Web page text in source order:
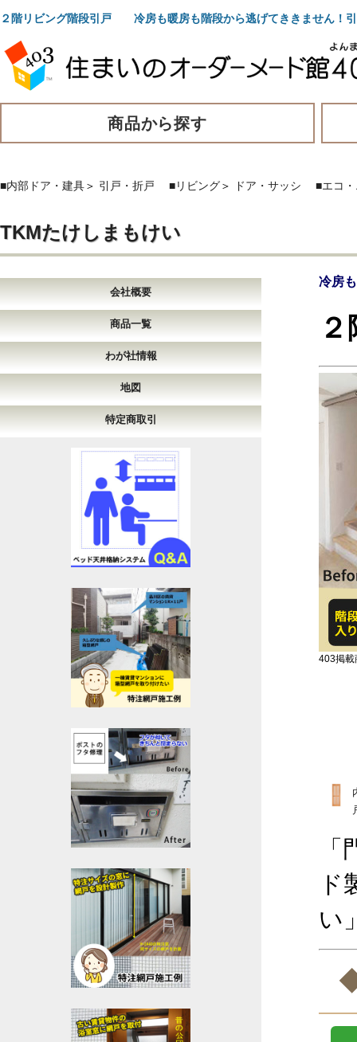
２階リビング階段引戸 冷房も暖房も階段から逃げてききません！
商品から探す
■内部ドア・建具＞ 引戸・折戸 ■リビング＞ ドア・サッシ ■エコ
TKMたけしまもけい
会社概要
商品一覧
わが社情報
地図
特定商取引
冷房
403掲載
ド
い